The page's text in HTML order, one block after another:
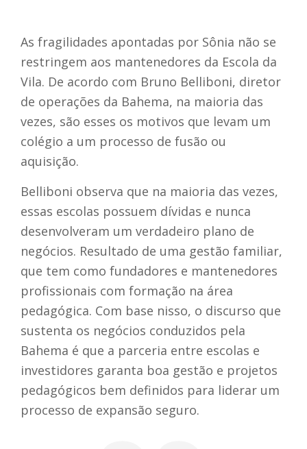
As fragilidades apontadas por Sônia não se
restringem aos mantenedores da Escola da
Vila. De acordo com Bruno Belliboni, diretor
de operações da Bahema, na maioria das
vezes, são esses os motivos que levam um
colégio a um processo de fusão ou
aquisição.
Belliboni observa que na maioria das vezes,
essas escolas possuem dívidas e nunca
desenvolveram um verdadeiro plano de
negócios. Resultado de uma gestão familiar,
que tem como fundadores e mantenedores
profissionais com formação na área
pedagógica. Com base nisso, o discurso que
sustenta os negócios conduzidos pela
Bahema é que a parceria entre escolas e
investidores garanta boa gestão e projetos
pedagógicos bem definidos para liderar um
processo de expansão seguro.